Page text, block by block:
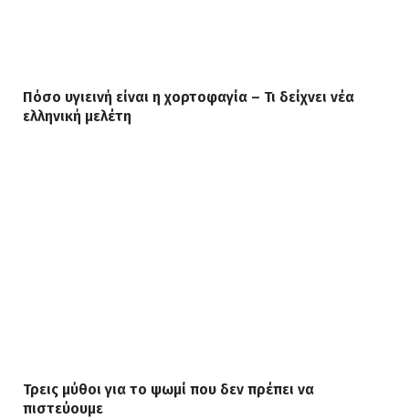
Πόσο υγιεινή είναι η χορτοφαγία – Τι δείχνει νέα
ελληνική μελέτη
Τρεις μύθοι για το ψωμί που δεν πρέπει να
πιστεύουμε